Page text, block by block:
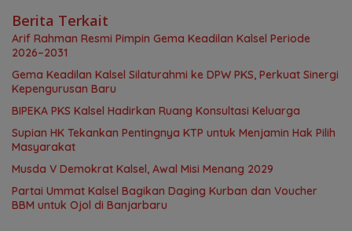
Berita Terkait
Arif Rahman Resmi Pimpin Gema Keadilan Kalsel Periode
2026–2031
‎Gema Keadilan Kalsel Silaturahmi ke DPW PKS, Perkuat Sinergi
Kepengurusan Baru
‎BIPEKA PKS Kalsel Hadirkan Ruang Konsultasi Keluarga ‎
Supian HK Tekankan Pentingnya KTP untuk Menjamin Hak Pilih
Masyarakat
Musda V Demokrat Kalsel, Awal Misi Menang 2029
Partai Ummat Kalsel Bagikan Daging Kurban dan Voucher
BBM untuk Ojol di Banjarbaru